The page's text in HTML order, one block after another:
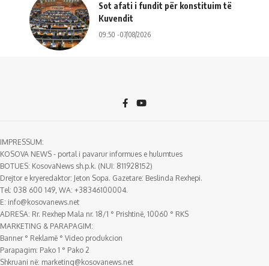
Sot afati i fundit për konstituim të
Kuvendit
09:50 -07/08/2026
IMPRESSUM:
KOSOVA NEWS - portal i pavarur informues e hulumtues
BOTUES: KosovaNews sh.p.k. (NUI: 811928152)
Drejtor e kryeredaktor: Jeton Sopa. Gazetare: Beslinda Rexhepi.
Tel: 038 600 149, WA: +38346100004.
E: info@kosovanews.net
ADRESA: Rr. Rexhep Mala nr. 18/1 ° Prishtinë, 10060 ° RKS
MARKETING & PARAPAGIM:
Banner ° Reklamë ° Video produkcion
Parapagim: Pako 1 ° Pako 2
Shkruani në: marketing@kosovanews.net